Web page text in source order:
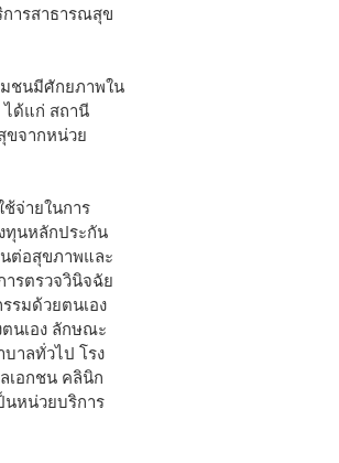
การสาธารณสุข
ชนมีศักยภาพใน
ได้แก่ สถานี
ขจากหน่วย
จ่ายในการ
ทุนหลักประกัน
ต่อสุขภาพและ
ารตรวจวินิจฉัย
รมด้วยตนเอง
นเอง ลักษณะ
าลทั่วไป โรง
เอกชน คลินิก
นหน่วยบริการ